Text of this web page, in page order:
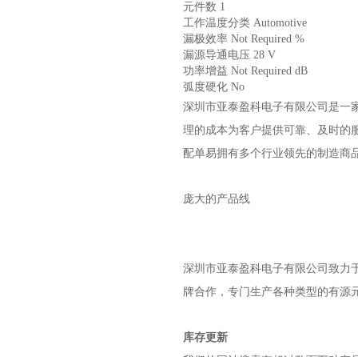
元件数 1
工作温度分类 Automotive
漏极效率 Not Required %
漏源导通电压 28 V
功率增益 Not Required dB
弧度硬化 No
深圳市亚泰盈科电子有限公司是一
理的成本为客户提供可靠、及时的
配单易拥有多个行业领先的制造商
庞大的产品线
深圳市亚泰盈科电子有限公司致力
牌合作，专门生产各种类型的有源
库存更新